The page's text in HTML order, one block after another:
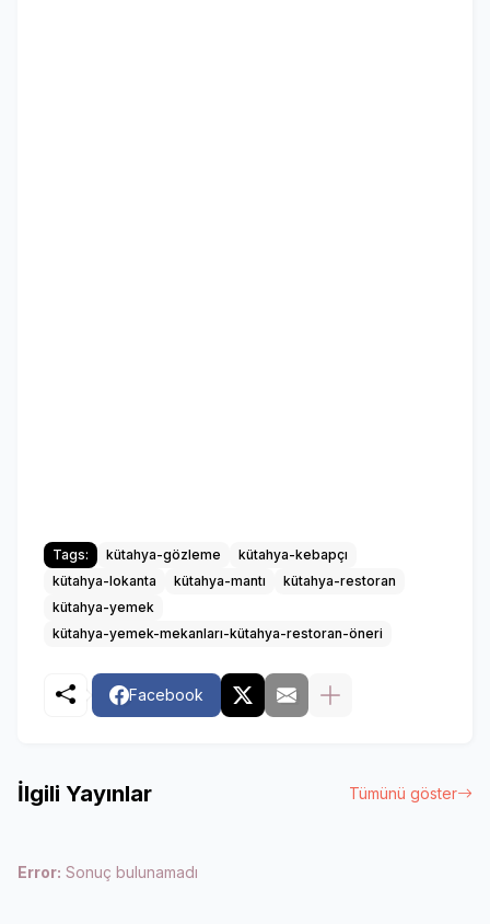
Tags: kütahya-gözleme
kütahya-kebapçı
kütahya-lokanta
kütahya-mantı
kütahya-restoran
kütahya-yemek
kütahya-yemek-mekanları-kütahya-restoran-öneri
Facebook
İlgili Yayınlar Tümünü göster
Error: Sonuç bulunamadı